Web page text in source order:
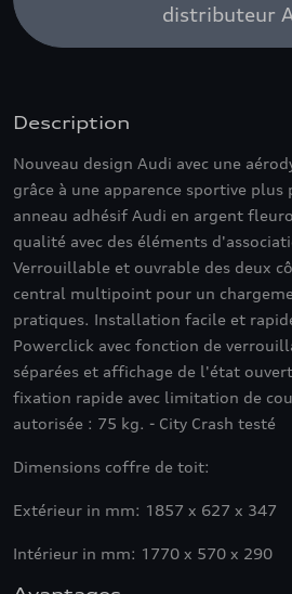
distributeur
Description
Nouveau design Audi avec une
grâce à une apparence sportive
anneau adhésif Audi en argent
qualité avec des éléments
Verrouillable et ouvrable des deux
central multipoint pour un
pratiques. Installation facile et
Powerclick avec fonction de
séparées et affichage de l'état
fixation rapide avec limitation de
autorisée : 75 kg. - City Crash testé
Dimensions coffre de toit:
Extérieur in mm: 1857 x 627 x 347
Intérieur in mm: 1770 x 570 x 290